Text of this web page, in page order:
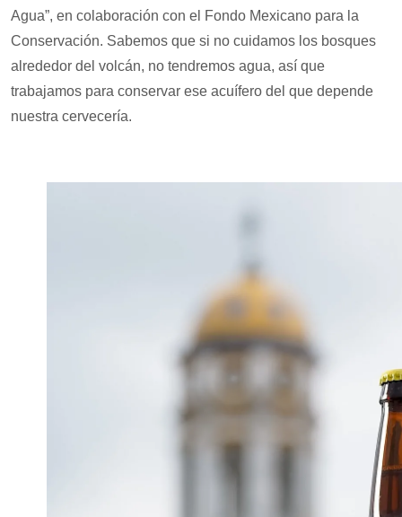
Agua”, en colaboración con el Fondo Mexicano para la
Conservación. Sabemos que si no cuidamos los bosques
alrededor del volcán, no tendremos agua, así que
trabajamos para conservar ese acuífero del que depende
nuestra cervecería.